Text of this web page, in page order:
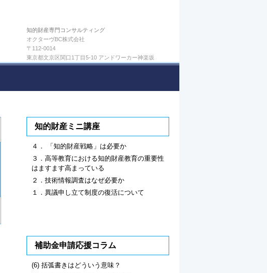
知的財産専門コンサルティング
オクターヴBC株式会社
〒112-0014
東京都文京区関口1丁目5-10 アンドワーカー神楽坂
知的財産ミニ講座
４． 「知的財産戦略」は必要か
３．高等教育における知的財産教育の重要性
はますます高まっている
２．技術情報調査はなぜ必要か
１．異議申し立て制度の復活について
補助金申請応援コラム
(6) 括弧書きはどういう意味？